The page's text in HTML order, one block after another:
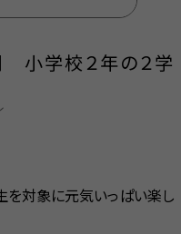
小学校２年の２学
を対象に元気いっぱい楽し